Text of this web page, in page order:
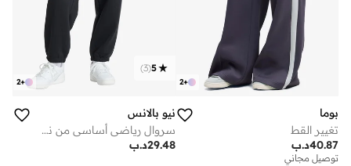
+
2
بوما
تغيير القط
د.ب40.87
توصيل مجاني
+
2
5
(
3
)
نيو بالانس
سروال رياضي أساسي من نسيج تيري فرنسي
د.ب29.48